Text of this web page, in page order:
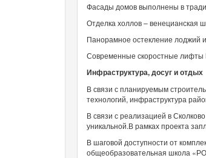
Фасады домов выполнены в
Отделка холлов – венецианская
Панорамное остекление лоджий
Современные скоростные лифты
Инфраструктура, досуг и отдых
В связи с планируемым
технологий, инфраструктура
В связи с реализацией в
уникальной.В рамках проекта
В шаговой доступности от
общеобразовательная школа